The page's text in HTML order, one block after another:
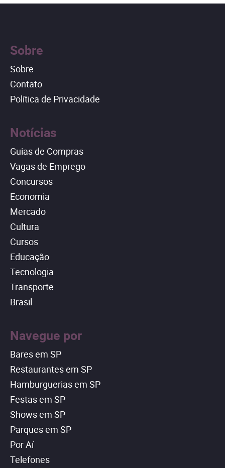
Sobre
Sobre
Contato
Política de Privacidade
Notícias
Guias de Compras
Vagas de Emprego
Concursos
Economia
Mercado
Cultura
Cursos
Educação
Tecnologia
Transporte
Brasil
Navegue por
Bares em SP
Restaurantes em SP
Hamburguerias em SP
Festas em SP
Shows em SP
Parques em SP
Por Aí
Telefones